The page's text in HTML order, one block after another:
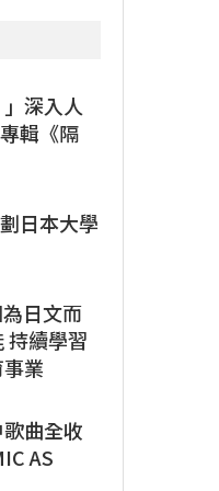
深入人
輯《隔
日本大學
為日文而
持續學習
業
曲全收
AS